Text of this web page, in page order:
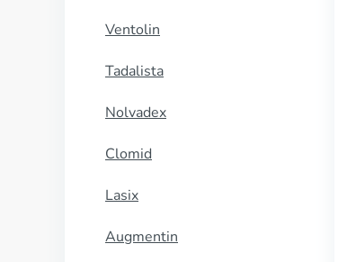
Ventolin
Tadalista
Nolvadex
Clomid
Lasix
Augmentin